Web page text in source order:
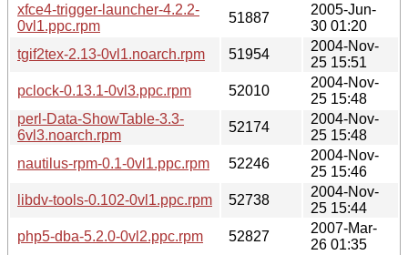
xfce4-trigger-launcher-4.2.2-
0vl1.ppc.rpm
51887
2005-Jun-
30 01:20
tgif2tex-2.13-0vl1.noarch.rpm
51954
2004-Nov-
25 15:51
pclock-0.13.1-0vl3.ppc.rpm
52010
2004-Nov-
25 15:48
perl-Data-ShowTable-3.3-
6vl3.noarch.rpm
52174
2004-Nov-
25 15:48
nautilus-rpm-0.1-0vl1.ppc.rpm
52246
2004-Nov-
25 15:46
libdv-tools-0.102-0vl1.ppc.rpm
52738
2004-Nov-
25 15:44
php5-dba-5.2.0-0vl2.ppc.rpm
52827
2007-Mar-
26 01:35